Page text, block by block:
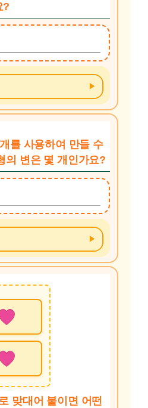
?
를 사용하여 만들 수
의 변은 몇 개인가요?
맞대어 붙이면 어떤